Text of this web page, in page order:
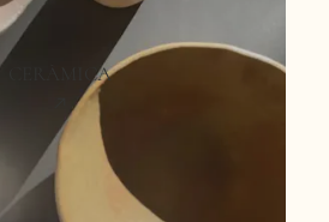
CERÀMICA